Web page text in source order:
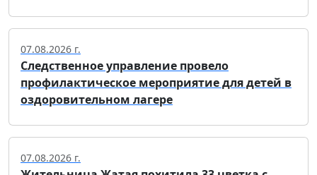
07.08.2026 г.
Следственное управление провело
профилактическое мероприятие для детей в
оздоровительном лагере
07.08.2026 г.